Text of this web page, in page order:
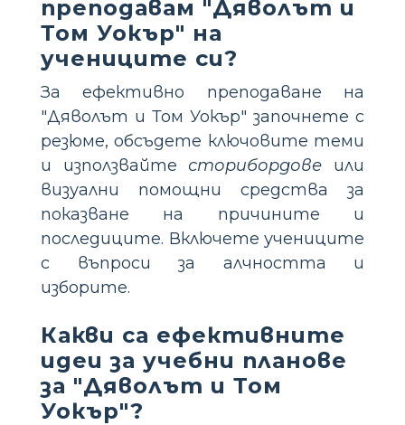
преподавам "Дяволът и
Том Уокър" на
учениците си?
За ефективно преподаване на
"Дяволът и Том Уокър" започнете с
резюме, обсъдете ключовите теми
и използвайте сторибордове или
визуални помощни средства за
показване на причините и
последиците. Включете учениците
с въпроси за алчността и
изборите.
Какви са ефективните
идеи за учебни планове
за "Дяволът и Том
Уокър"?